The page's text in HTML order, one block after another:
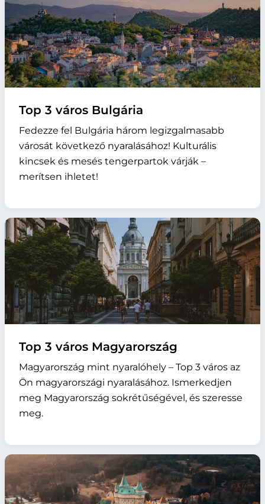
Top 3 város Bulgária
Fedezze fel Bulgária három legizgalmasabb
városát következő nyaralásához! Kulturális
kincsek és mesés tengerpartok várják –
merítsen ihletet!
Top 3 város Magyarország
Magyarország mint nyaralóhely – Top 3 város az
Ön magyarországi nyaralásához. Ismerkedjen
meg Magyarország sokrétűségével, és szeresse
meg.